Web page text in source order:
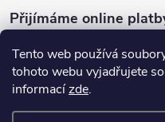
Tento web používá
tohoto webu vyjadřujete
informacízde.
Přijímáme online